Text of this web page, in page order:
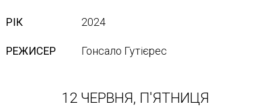
РІК 2024
РЕЖИСЕР Гонсало Гутієрес
12 ЧЕРВНЯ, П'ЯТНИЦЯ